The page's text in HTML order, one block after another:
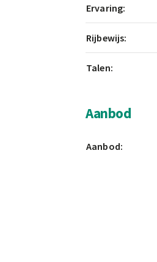
Ervaring:
Rijbewijs:
Talen:
Aanbod
Aanbod: